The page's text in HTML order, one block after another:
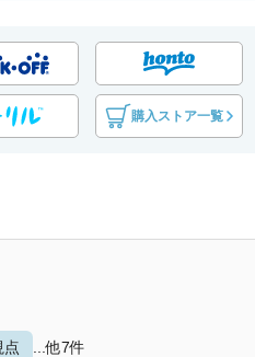
購入ストア一覧
点 ...他7件